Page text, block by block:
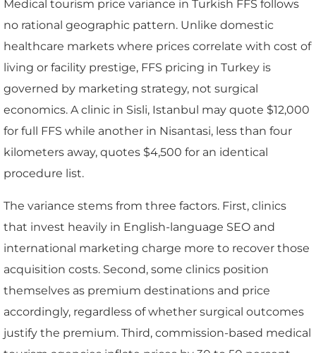
Medical tourism price variance in Turkish FFS follows
no rational geographic pattern. Unlike domestic
healthcare markets where prices correlate with cost of
living or facility prestige, FFS pricing in Turkey is
governed by marketing strategy, not surgical
economics. A clinic in Sisli, Istanbul may quote $12,000
for full FFS while another in Nisantasi, less than four
kilometers away, quotes $4,500 for an identical
procedure list.
The variance stems from three factors. First, clinics
that invest heavily in English-language SEO and
international marketing charge more to recover those
acquisition costs. Second, some clinics position
themselves as premium destinations and price
accordingly, regardless of whether surgical outcomes
justify the premium. Third, commission-based medical